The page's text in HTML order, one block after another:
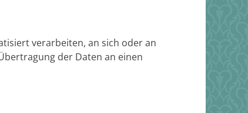
verarbeiten, an sich oder an
der Daten an einen